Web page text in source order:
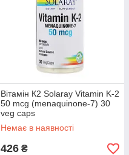
Вітамін К2 Solaray Vitamin K-2
50 mcg (menaquinone-7) 30
veg caps
Немає в наявності
426 ₴